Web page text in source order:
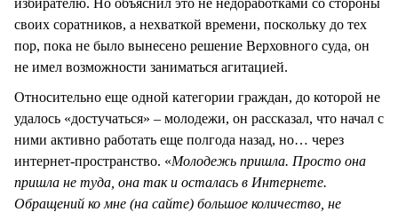
своих соратников, а нехваткой времени, поскольку до тех
пор, пока не было вынесено решение Верховного суда, он
не имел возможности заниматься агитацией.
Относительно еще одной категории граждан, до которой не
удалось «достучаться» – молодежи, он рассказал, что начал с
ними активно работать еще полгода назад, но… через
интернет-пространство. «Молодежь пришла. Просто она
пришла не туда, она так и осталась в Интернете.
Обращений ко мне (на сайте) большое количество, не